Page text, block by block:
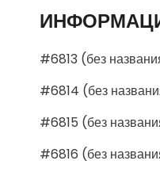
#6813 (без
#6814 (без
#6815 (без
#6816 (без